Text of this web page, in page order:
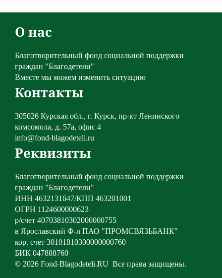
О нас
Благотворительный фонд социальной поддержки
граждан "Благодетели"
Вместе мы можем изменить ситуацию
Контакты
305026 Курская обл., г. Курск, пр-кт Ленинского
комсомола, д. 57а, офис 4
info@fond-blagodeteli.ru
Реквизиты
Благотворительный фонд социальной поддержки
граждан "Благодетели"
ИНН 4632131647/КПП 463201001
ОГРН 1124600000623
р/счет 40703810302000000755
в Ярославский Ф-л ПАО "ПРОМСВЯЗЬБАНК"
кор. счет 30101810300000000760
БИК 047888760
© 2026 Fond-Blagodeteli.RU Все права защищены.